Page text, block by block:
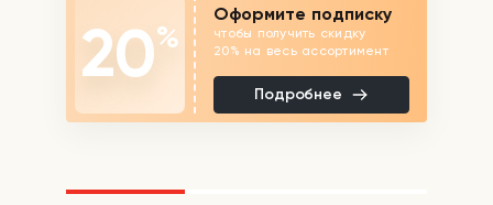
20%
Оформите подписку
чтобы получить скидку
20% на весь ассортимент
Подробнее